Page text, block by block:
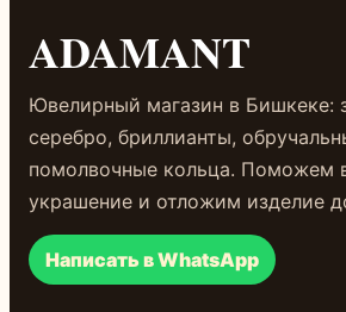
ADAMANT
Ювелирный магазин в Бишкеке:
серебро, бриллианты,
помолвочные кольца. Поможем
украшение и отложим изделие
Написать в WhatsApp